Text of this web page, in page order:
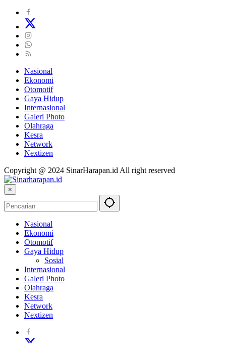
Nasional
Ekonomi
Otomotif
Gaya Hidup
Internasional
Galeri Photo
Olahraga
Kesra
Network
Nextizen
Copyright @ 2024 SinarHarapan.id All right reserved
×
Nasional
Ekonomi
Otomotif
Gaya Hidup
Sosial
Internasional
Galeri Photo
Olahraga
Kesra
Network
Nextizen